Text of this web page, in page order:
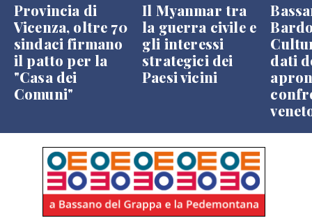
Provincia di
Vicenza, oltre 70
sindaci firmano
il patto per la
"Casa dei
Comuni"
Il Myanmar tra
la guerra civile e
gli interessi
strategici dei
Paesi vicini
dati